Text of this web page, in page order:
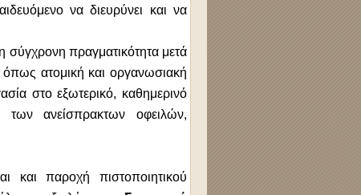
να διευρύνει και να
σύγχρονη πραγματικότητα μετά
όπως ατομική και οργανωσιακή
στο εξωτερικό, καθημερινό
των ανείσπρακτων οφειλών,
και παροχή πιστοποιητικού